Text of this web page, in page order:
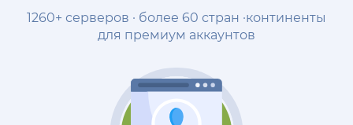
1260+ серверов · более 60 стран ·континенты
для премиум аккаунтов